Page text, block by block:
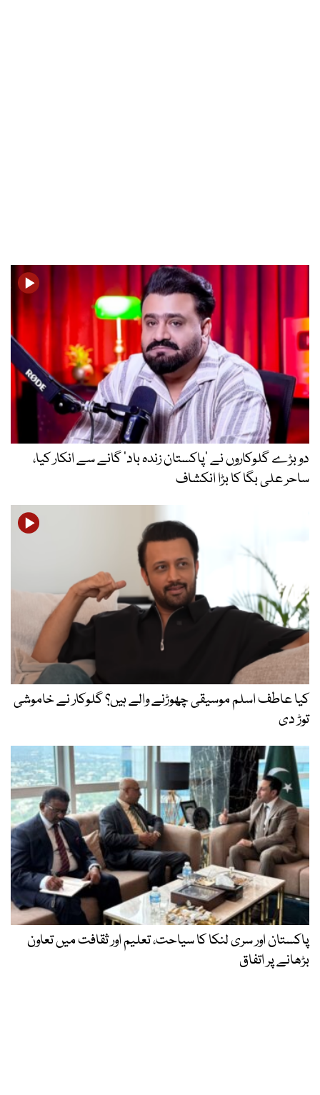
دو بڑے گلوکاروں نے ’پاکستان زندہ باد‘ گانے سے انکار کیا،
ساحر علی بگا کا بڑا انکشاف
کیا عاطف اسلم موسیقی چھوڑنے والے ہیں؟ گلوکار نے خاموشی
توڑ دی
پاکستان اور سری لنکا کا سیاحت، تعلیم اور ثقافت میں تعاون
بڑھانے پر اتفاق